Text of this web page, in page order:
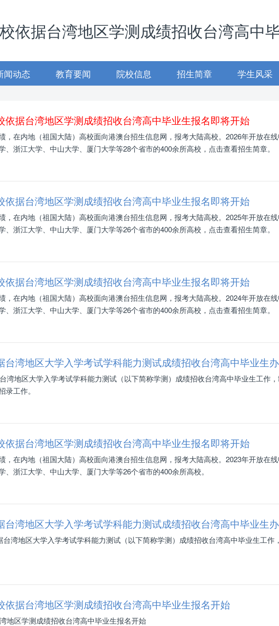
依据台湾地区学测成绩招收台湾高中
闻动态 教育要闻 院校信息 招生简章 学生风采
依据台湾地区学测成绩招收台湾高中毕业生报名即将开始
，在内地（祖国大陆）高校面向港澳台招生信息网，报考大陆高校。2026年开放在线
浙江大学、中山大学、厦门大学等28个省市的400余所高校，点击查看招生简章。
依据台湾地区学测成绩招收台湾高中毕业生报名即将开始
，在内地（祖国大陆）高校面向港澳台招生信息网，报考大陆高校。2025年开放在线
浙江大学、中山大学、厦门大学等26个省市的400余所高校，点击查看招生简章。
依据台湾地区学测成绩招收台湾高中毕业生报名即将开始
，在内地（祖国大陆）高校面向港澳台招生信息网，报考大陆高校。2024年开放在线
浙江大学、中山大学、厦门大学等26个省市的400余所高校，点击查看招生简章。
台湾地区大学入学考试学科能力测试成绩招收台湾高中毕业生
湾地区大学入学考试学科能力测试（以下简称学测）成绩招收台湾高中毕业生工作
工作。
依据台湾地区学测成绩招收台湾高中毕业生报名即将开始
，在内地（祖国大陆）高校面向港澳台招生信息网，报考大陆高校。2023年开放在线
浙江大学、中山大学、厦门大学等26个省市的400余所高校。
台湾地区大学入学考试学科能力测试成绩招收台湾高中毕业生
湾地区大学入学考试学科能力测试（以下简称学测）成绩招收台湾高中毕业生工作
依据台湾地区学测成绩招收台湾高中毕业生报名开始
地区学测成绩招收台湾高中毕业生报名开始